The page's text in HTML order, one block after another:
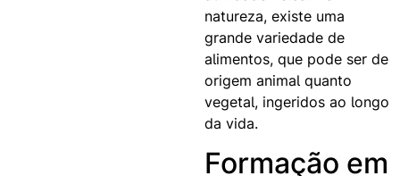
natureza, existe uma
grande variedade de
alimentos, que pode ser de
origem animal quanto
vegetal, ingeridos ao longo
da vida.
Formação em